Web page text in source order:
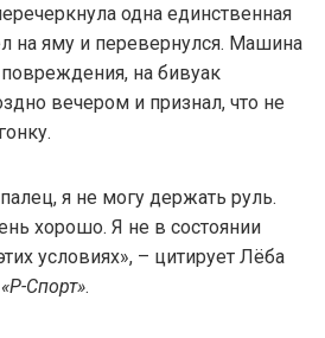
одна единственная
на яму и перевернулся. Машина
на бивуак
вечером и признал, что не
я не могу держать руль.
хорошо. Я не в состоянии
условиях», – цитирует Лёба
«Р-Спорт».